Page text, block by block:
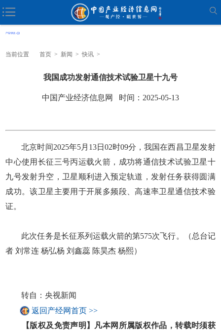
当前位置 首页 > 新闻 > 快讯 >
我国成功发射通信技术试验卫星十九号
中国产业经济信息网 时间：2025-05-13
北京时间2025年5月13日02时09分，我国在西昌卫星发射
中心使用长征三号丙运载火箭，成功将通信技术试验卫星十
九号发射升空，卫星顺利进入预定轨道，发射任务获得圆满
成功。该卫星主要用于开展多频段、高速率卫星通信技术验
证。
此次任务是长征系列运载火箭的第575次飞行。（总台记
者 刘常连 杨弘杨 刘鑫蕊 陈昊杰 杨熙）
转自：央视新闻
返回产经网首页 >>
【版权及免责声明】凡本网所属版权作品，转载时须获